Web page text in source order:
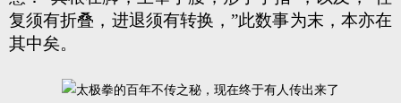
复须有折叠，进退须有转换，”此数事为末，本亦在
其中矣。